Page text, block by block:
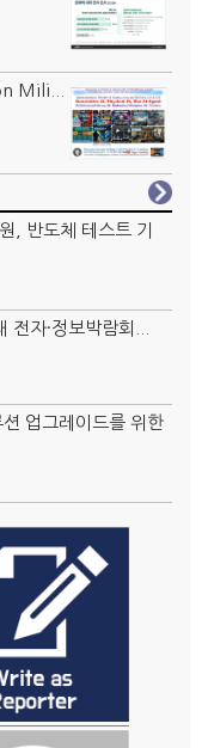
Mili...
, 반도체 테스트 기
자·정보박람회...
업그레이드를 위한